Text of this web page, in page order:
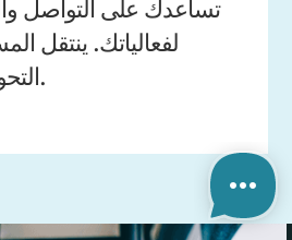
تساعدك على التواصل
لفعالياتك. ينتقل
التحويل ومدير القائمة.